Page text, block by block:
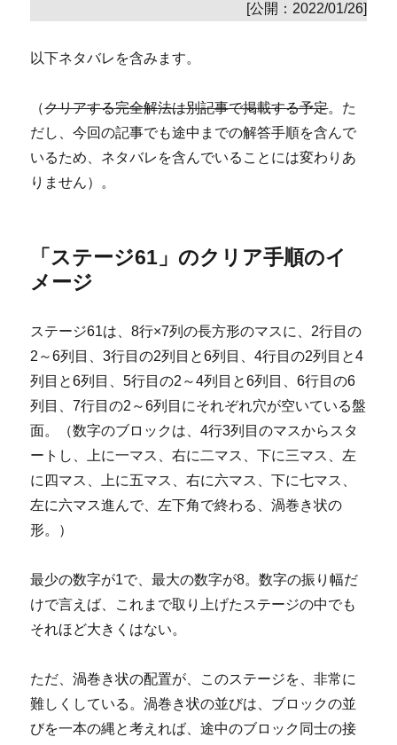
[公開：2022/01/26]
以下ネタバレを含みます。
（クリアする完全解法は別記事で掲載する予定。た
だし、今回の記事でも途中までの解答手順を含んで
いるため、ネタバレを含んでいることには変わりあ
りません）。
「ステージ61」のクリア手順のイ
メージ
ステージ61は、8行×7列の長方形のマスに、2行目の
2～6列目、3行目の2列目と6列目、4行目の2列目と4
列目と6列目、5行目の2～4列目と6列目、6行目の6
列目、7行目の2～6列目にそれぞれ穴が空いている盤
面。（数字のブロックは、4行3列目のマスからスタ
ートし、上に一マス、右に二マス、下に三マス、左
に四マス、上に五マス、右に六マス、下に七マス、
左に六マス進んで、左下角で終わる、渦巻き状の
形。）
最少の数字が1で、最大の数字が8。数字の振り幅だ
けで言えば、これまで取り上げたステージの中でも
それほど大きくはない。
ただ、渦巻き状の配置が、このステージを、非常に
難しくしている。渦巻き状の並びは、ブロックの並
びを一本の縄と考えれば、途中のブロック同士の接